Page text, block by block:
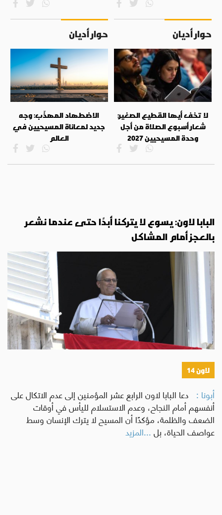
حوار أديان
لا تخف أيها القطيع الصغير:
شعار أسبوع الصلاة من أجل
وحدة المسيحيين 2027
حوار أديان
الاضطهاد المهذّب: وجه
جديد لمعاناة المسيحيين في
العالم
البابا لاون: يسوع لا يتركنا أبدًا حتى عندما نشعر
بالعجز أمام المشاكل
لاون 14
أبونا : دعا البابا لاون الرابع عشر المؤمنين إلى عدم الاتكال على
أنفسهم أمام النجاح، وعدم الاستسلام لليأس في أوقات
الضعف والظلمة، مؤكدًا أن المسيح لا يترك الإنسان وسط
عواصف الحياة، بل...المزيد